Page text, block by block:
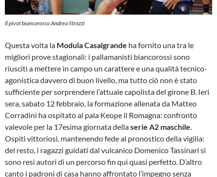
Il pivot biancorosso Andrea Strozzi
Questa volta la Modula Casalgrande ha fornito una tra le
migliori prove stagionali: i pallamanisti biancorossi sono
riusciti a mettere in campo un carattere e una qualità tecnico-
agonistica davvero di buon livello, ma tutto ciò non è stato
sufficiente per sorprendere l’attuale capolista del girone B. Ieri
sera, sabato 12 febbraio, la formazione allenata da Matteo
Corradini ha ospitato al pala Keope il Romagna: confronto
valevole per la 17esima giornata dellaserie A2 maschile
Ospiti vittoriosi, mantenendo fede al pronostico della vigilia:
del resto, i ragazzi guidati dal vulcanico Domenico Tassinari si
sono resi autori di un percorso fin qui quasi perfetto. D’altro
canto i padroni di casa hanno affrontato l’impegno senza